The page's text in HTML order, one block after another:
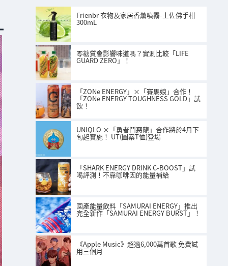
Frienbr 衣物及家居香薰噴霧-土佐佛手柑
300mL
零糖質會影響味道嗎？實測比較「LIFE
GUARD ZERO」！
「ZONe ENERGY」×「賽馬娘」合作！
「ZONe ENERGY TOUGHNESS GOLD」試
飲！
UNIQLO ×「勇者鬥惡龍」合作將於4月下
旬起實施！ UT(圖案T恤)登場
「SHARK ENERGY DRINK C-BOOST」試
喝評測！不靠咖啡因的能量補給
國產能量飲料「SAMURAI ENERGY」推出
完全新作「SAMURAI ENERGY BURST」！
《Apple Music》超過6,000萬首歌 免費試
用三個月